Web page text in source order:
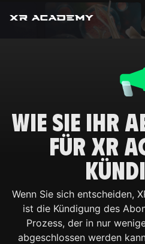
Wie Sie Ihr
für XR
Wenn Sie sich entscheiden,
ist die Kündigung des
Prozess, der in nur
abgeschlossen werden